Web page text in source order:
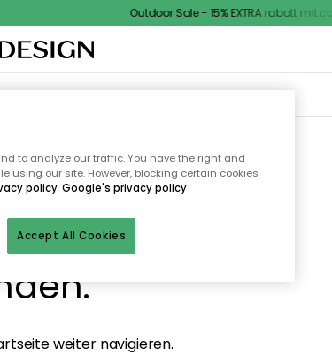
Outdoor Sale - 15% EXTRA rabatt mit code
KÜCHEAUFBEWAHRUNGOUTDOOR-MÖBEL
wurde nicht
weiter navigieren.
to analyze our traffic. You have the right and
using our site. However, blocking certain cookies
policy Google's privacy policy
Accept All Cookies